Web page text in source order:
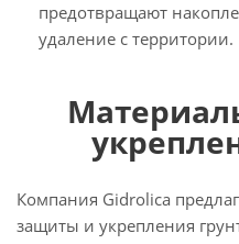
предотвращают
удаление с территории.
Компания Gidrolica
защиты и укрепления